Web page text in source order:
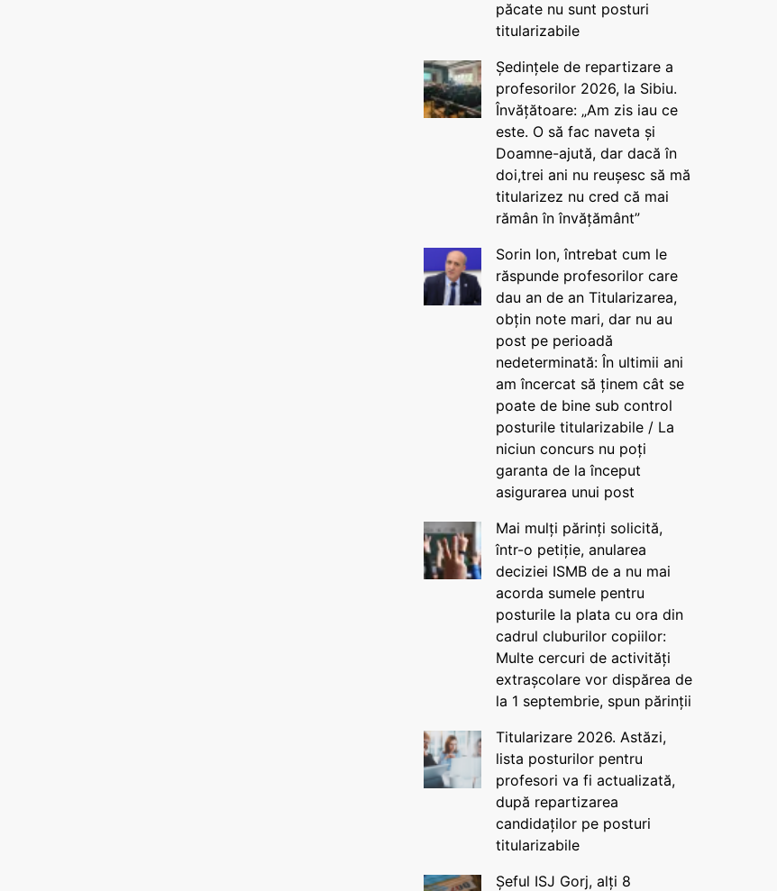
păcate nu sunt posturi
titularizabile
Ședințele de repartizare a
profesorilor 2026, la Sibiu.
Învățătoare: „Am zis iau ce
este. O să fac naveta și
Doamne-ajută, dar dacă în
doi,trei ani nu reușesc să mă
titularizez nu cred că mai
rămân în învățământ”
Sorin Ion, întrebat cum le
răspunde profesorilor care
dau an de an Titularizarea,
obțin note mari, dar nu au
post pe perioadă
nedeterminată: În ultimii ani
am încercat să ținem cât se
poate de bine sub control
posturile titularizabile / La
niciun concurs nu poți
garanta de la început
asigurarea unui post
Mai mulți părinți solicită,
într-o petiție, anularea
deciziei ISMB de a nu mai
acorda sumele pentru
posturile la plata cu ora din
cadrul cluburilor copiilor:
Multe cercuri de activități
extrașcolare vor dispărea de
la 1 septembrie, spun părinții
Titularizare 2026. Astăzi,
lista posturilor pentru
profesori va fi actualizată,
după repartizarea
candidaților pe posturi
titularizabile
Șeful ISJ Gorj, alți 8